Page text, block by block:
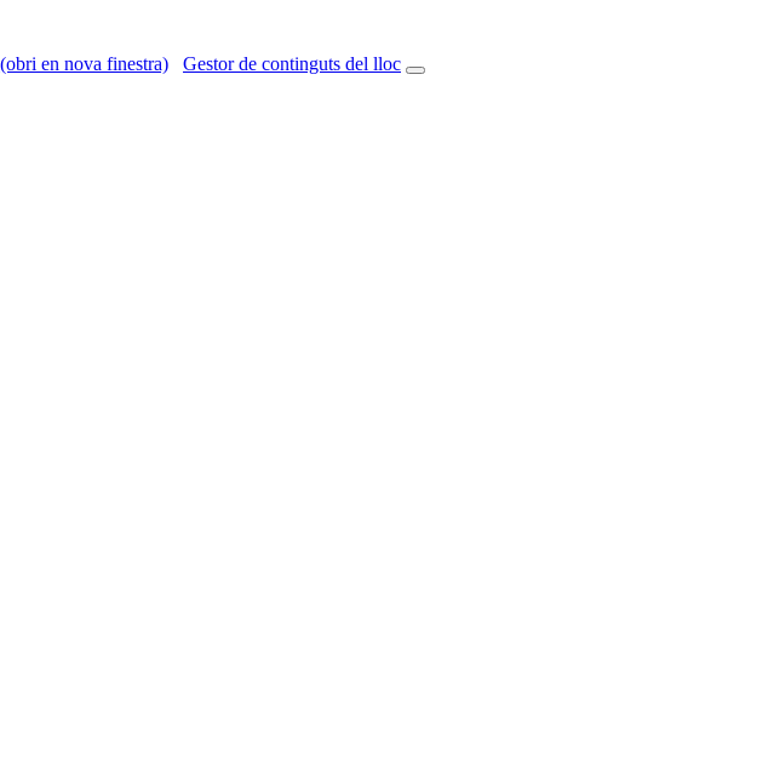
en nova finestra) Gestor de continguts del lloc